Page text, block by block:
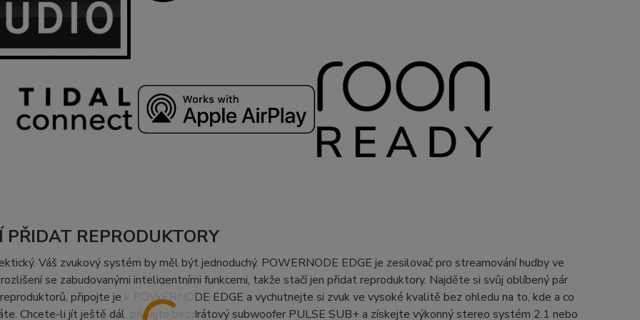
PŘIDAT REPRODUKTORY
Váš zvukový systém by měl být jednoduchý. POWERNODE EDGE je zesilovač pro streamování hudby ve
se zabudovanými inteligentními funkcemi, takže stačí jen přidat reproduktory. Najděte si svůj oblíbený pár
připojte je k POWERNODE EDGE a vychutnejte si zvuk ve vysoké kvalitě bez ohledu na to, kde a co
Chcete-li jít ještě dál, přidejte bezdrátový subwoofer PULSE SUB+ a získejte výkonný stereo systém 2.1 nebo